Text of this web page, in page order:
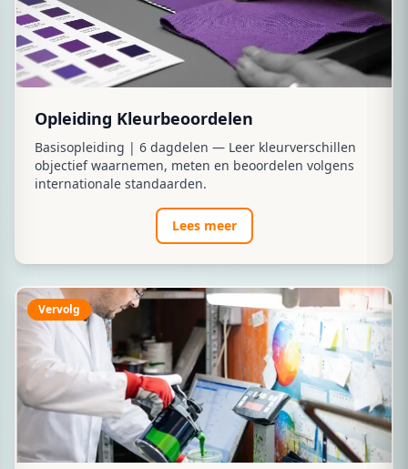
Opleiding Kleurbeoordelen
Basisopleiding | 6 dagdelen — Leer kleurverschillen
objectief waarnemen, meten en beoordelen volgens
internationale standaarden.
Lees meer
Vervolg